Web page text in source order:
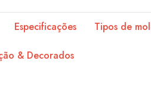
Especificações Tipos de
& Decorados